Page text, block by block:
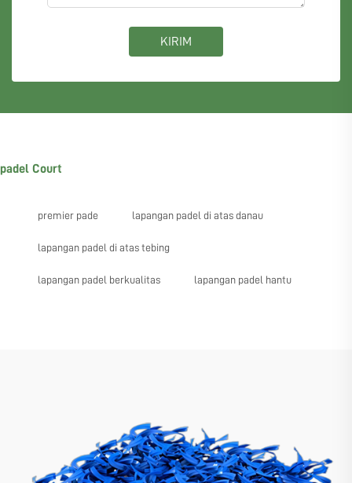
KIRIM
padel Court
premier pade lapangan padel di atas danau
lapangan padel di atas tebing
lapangan padel berkualitas lapangan padel hantu